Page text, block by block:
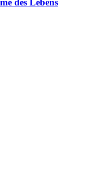
des Lebens